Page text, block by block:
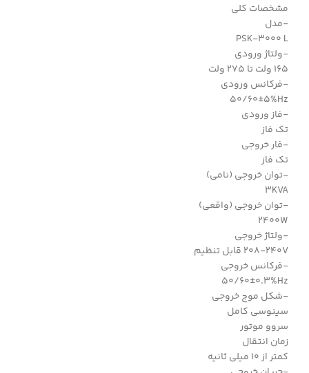
مشخصات کلی
-مدل
PSK-3000 L
-ولتاژ ورودی
165 ولت تا 275 ولت
-فرکانس ورودی
50/60±5%Hz
-فاز ورودی
تک فاز
-فار خروجی
تک فاز
-توان خروجی (نامی)
3KVA
-توان خروجی (واقعی)
2400W
-ولتاژ خروجی
208-240V قابل تنظیم
-فرکانس خروجی
50/60±0.3%Hz
-شکل موج خروجی
سینوسی کامل
سروو موتور
زمان انتقال
کمتر از 10 میلی ثانیه